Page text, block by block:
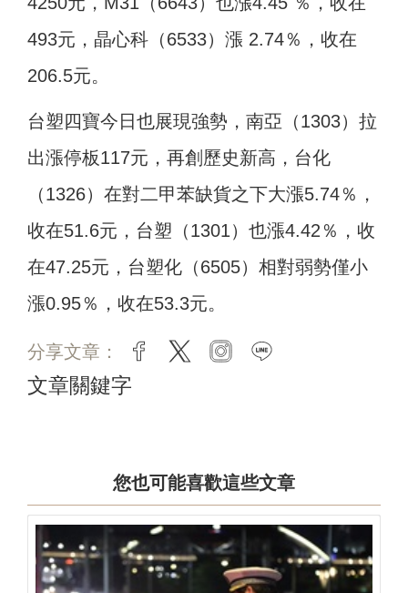
493元，晶心科（6533）漲 2.74％，收在
206.5元。
台塑四寶今日也展現強勢，南亞（1303）拉
出漲停板117元，再創歷史新高，台化
（1326）在對二甲苯缺貨之下大漲5.74％，
收在51.6元，台塑（1301）也漲4.42％，收
在47.25元，台塑化（6505）相對弱勢僅小
漲0.95％，收在53.3元。
分享文章： facebook
twitter instagram
文章關鍵字
您也可能喜歡這些文章